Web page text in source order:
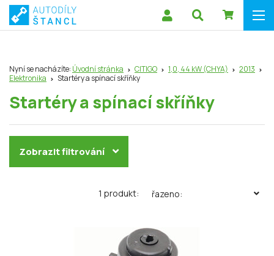
Nyní se nacházíte: Úvodní stránka CITIGO 1,0, 44 kW (CHYA)
2013
Elektronika
Startéry a spínací skříňky
Startéry a spínací skříňky
Zobrazit filtrování
1 produkt: řazeno: